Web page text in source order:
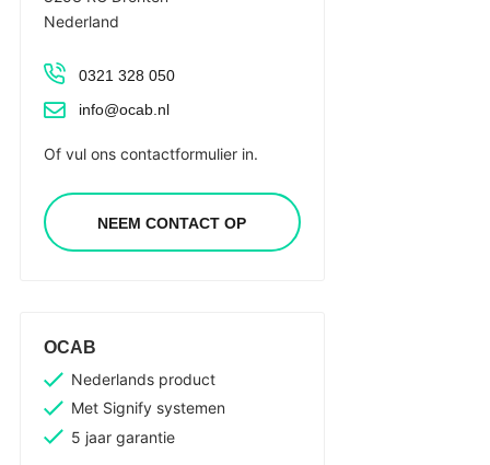
Nederland
0321 328 050
info@ocab.nl
Of vul ons contactformulier in.
NEEM CONTACT OP
OCAB
Nederlands product
Met Signify systemen
5 jaar garantie